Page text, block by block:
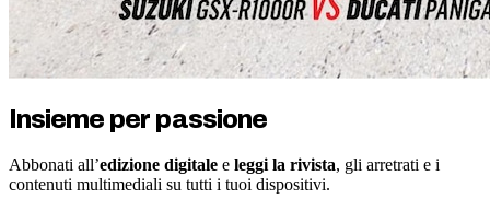
Insieme per passione
Abbonati all’edizione digitale e leggi la rivista, gli arretrati e i
contenuti multimediali su tutti i tuoi dispositivi.